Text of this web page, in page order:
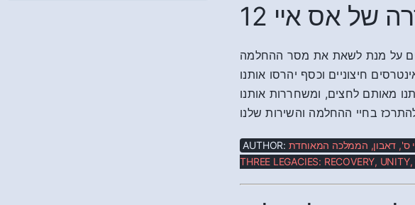
של אס איי
על מנת לשאת את מסר ההחלמה
חיצוניים וכסף יהרסו אותנו
מאותם לחצים, ומשחררות אותנו
בחיי ההחלמה והשירות שלנו
AUTHOR: ס', דאבון, הממלכה המאוחדת
THREE LEGACIES: RECOVERY,